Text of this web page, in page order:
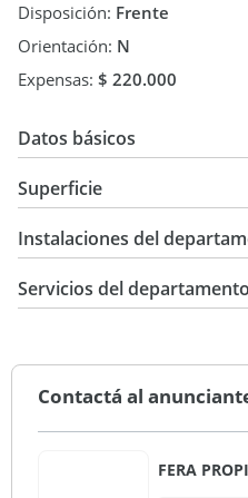
Disposición: Frente
Orientación: N
Expensas: $ 220.000
Datos básicos
USD 150.000
Superficie
82 m2
Instalaciones del
Servicios del departamento
Contactá al
FERA